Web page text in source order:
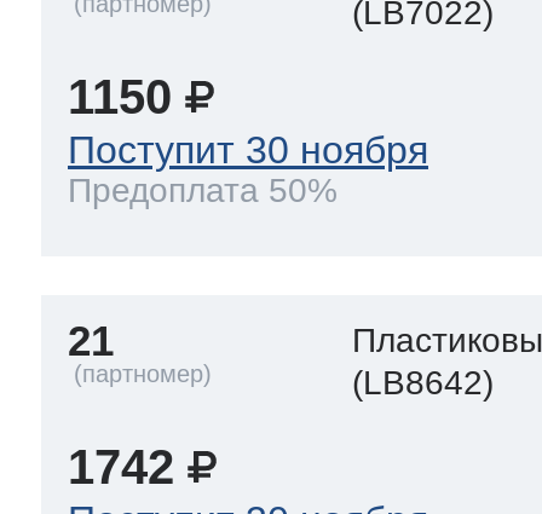
(LB7022)
1150
Поступит 30 ноября
Предоплата 50%
21
(LB8642)
1742